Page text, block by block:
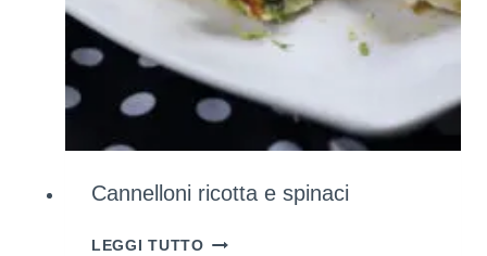
Cannelloni ricotta e spinaci
LEGGI TUTTOCANNELLONI